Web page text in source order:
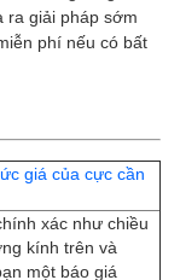
ra giải pháp sớm
phí nếu có bất
giá của cực cần
xác như chiều
kính trên và
một báo giá